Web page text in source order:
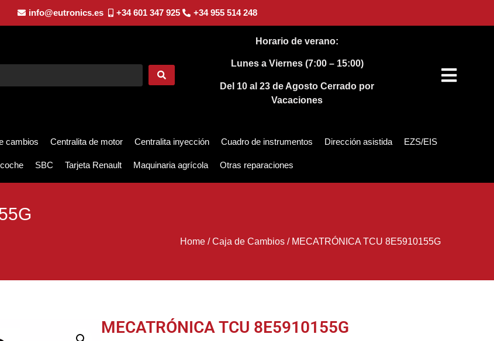
info@eutronics.es +34 601 347 925 +34 955 514 248
Horario de verano:
Lunes a Viernes (7:00 – 15:00)
Del 10 al 23 de AgostoCerrado por
Vacaciones
cambios Centralita de motor Centralita inyección Cuadro de instrumentos Dirección asistida EZS/EIS
SBC Tarjeta Renault Maquinaria agrícola Otras reparaciones
Home/Caja de Cambios/ MECATRÓNICA TCU 8E5910155G
MECATRÓNICA TCU 8E5910155G